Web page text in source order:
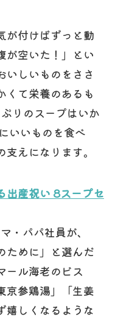
が付けばずっと動
が空いた！」とい
いしいものをささ
くて栄養のあるも
りのスープはいか
いいものを食べ
えになります。
出産祝い 8スープセ
パパ社員が、
ために」と選んだ
ール海老のビス
京参鶏湯」「生姜
嬉しくなるような